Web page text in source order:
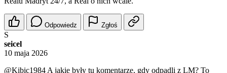
Odpowiedz Zgłoś
S
seicel
10 maja 2026
@Kibic1984 A jakie były tu komentarze, gdy odpadli z LM? To